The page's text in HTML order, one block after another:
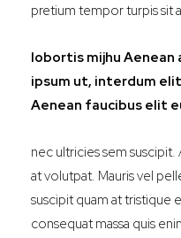
pretium tempor turpis sit
lobortis mijhu Aenean
ipsum ut, interdum
Aenean faucibus elit
nec ultricies sem
at volutpat. Mauris vel
suscipit quam at tristique
consequat massa quis